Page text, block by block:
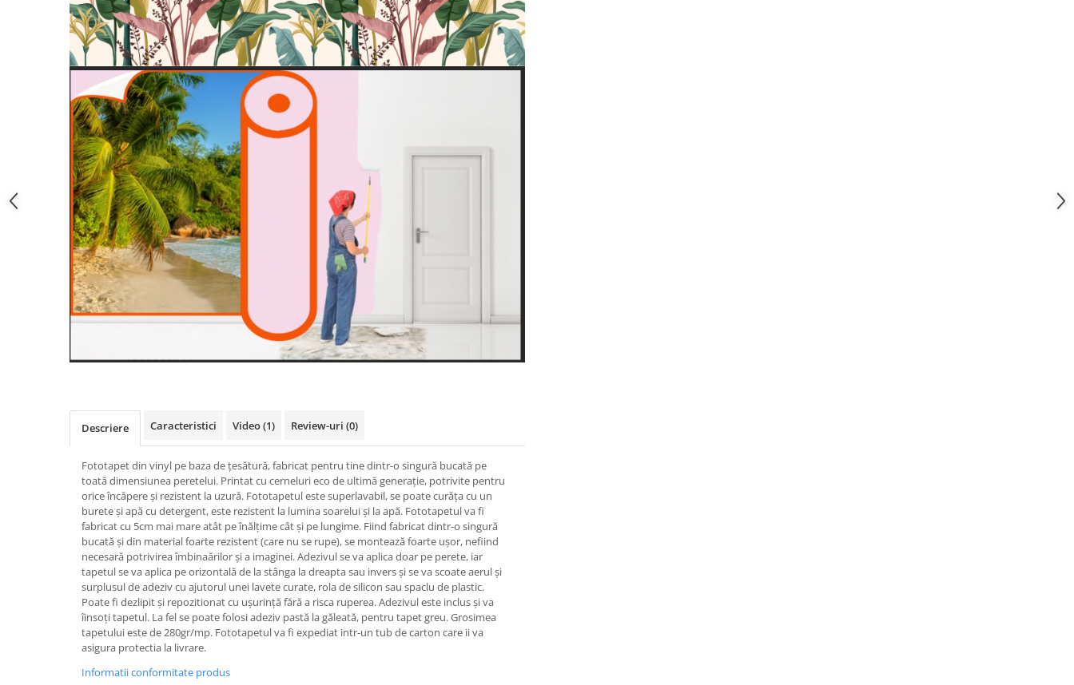
Descriere Caracteristici Video(1) Review-uri (0)
Fototapet din vinyl pe baza de țesătură, fabricat pentru tine dintr-o singură bucată pe
toată dimensiunea peretelui. Printat cu cerneluri eco de ultimă generație, potrivite pentru
orice încăpere și rezistent la uzură. Fototapetul este superlavabil, se poate curăța cu un
burete și apă cu detergent, este rezistent la lumina soarelui și la apă. Fototapetul va fi
fabricat cu 5cm mai mare atât pe înălțime cât și pe lungime. Fiind fabricat dintr-o singură
bucată și din material foarte rezistent (care nu se rupe), se montează foarte ușor, nefiind
necesară potrivirea îmbinaărilor și a imaginei. Adezivul se va aplica doar pe perete, iar
tapetul se va aplica pe orizontală de la stânga la dreapta sau invers și se va scoate aerul și
surplusul de adeziv cu ajutorul unei lavete curate, rola de silicon sau spaclu de plastic.
Poate fi dezlipit și repozitionat cu ușurință fără a risca ruperea. Adezivul este inclus și va
îinsoți tapetul. La fel se poate folosi adeziv pastă la găleată, pentru tapet greu. Grosimea
tapetului este de 280gr/mp. Fototapetul va fi expediat intr-un tub de carton care ii va
asigura protectia la livrare.
Informatii conformitate produs